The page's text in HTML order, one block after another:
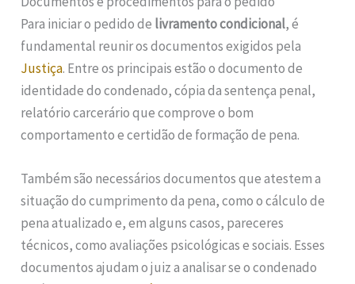
Para iniciar o pedido de livramento condicional, é
fundamental reunir os documentos exigidos pela
Justiça. Entre os principais estão o documento de
identidade do condenado, cópia da sentença penal,
relatório carcerário que comprove o bom
comportamento e certidão de formação de pena.
Também são necessários documentos que atestem a
situação do cumprimento da pena, como o cálculo de
pena atualizado e, em alguns casos, pareceres
técnicos, como avaliações psicológicas e sociais. Esses
documentos ajudam o juiz a analisar se o condenado